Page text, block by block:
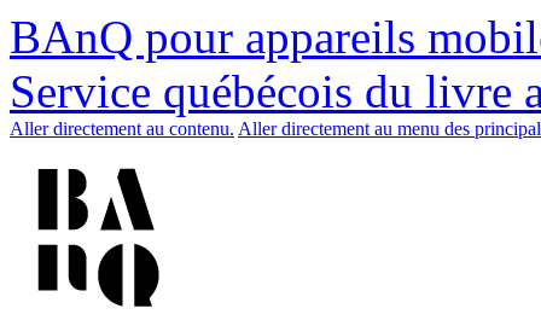
BAnQ pour appareils
Service québécois du livre
Aller directement au contenu. Aller directement au menu des